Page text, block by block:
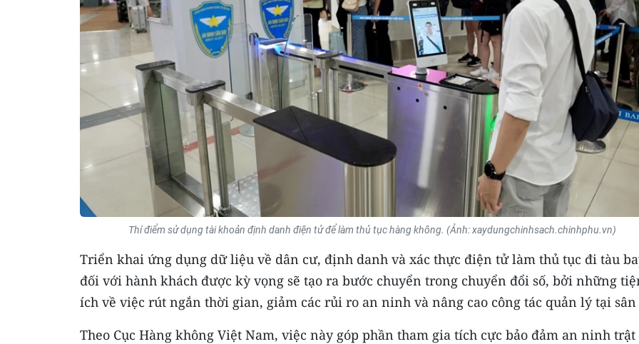
Thí điểm sử dụng tài khoản định danh điện tử để làm thủ tục hàng không. (Ảnh: xaydungchinhsach.chinhphu.vn)
Triển khai ứng dụng dữ liệu về dân cư, định danh và xác thực điện tử làm thủ tục đi tàu
đối với hành khách được kỳ vọng sẽ tạo ra bước chuyển trong chuyển đổi số, bởi những
ích về việc rút ngắn thời gian, giảm các rủi ro an ninh và nâng cao công tác quản lý tại sân
Theo Cục Hàng không Việt Nam, việc này góp phần tham gia tích cực bảo đảm an ninh